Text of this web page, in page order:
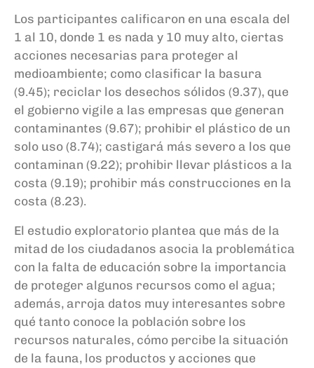
Los participantes calificaron en una escala del
1 al 10, donde 1 es nada y 10 muy alto, ciertas
acciones necesarias para proteger al
medioambiente; como clasificar la basura
(9.45); reciclar los desechos sólidos (9.37), que
el gobierno vigile a las empresas que generan
contaminantes (9.67); prohibir el plástico de un
solo uso (8.74); castigará más severo a los que
contaminan (9.22); prohibir llevar plásticos a la
costa (9.19); prohibir más construcciones en la
costa (8.23).
El estudio exploratorio plantea que más de la
mitad de los ciudadanos asocia la problemática
con la falta de educación sobre la importancia
de proteger algunos recursos como el agua;
además, arroja datos muy interesantes sobre
qué tanto conoce la población sobre los
recursos naturales, cómo percibe la situación
de la fauna, los productos y acciones que